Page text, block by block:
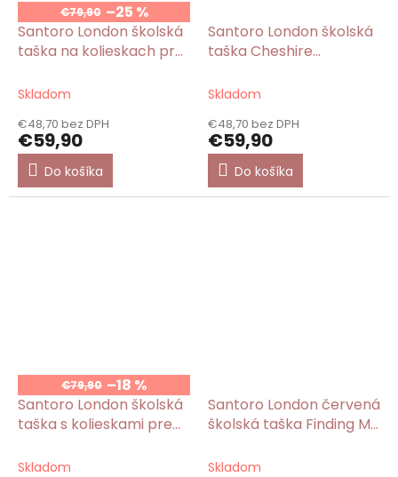
€79,90 –25 %
Santoro London školská
taška na kolieskach pre
Cat/Gorjuss
Skladom
€48,70 bez DPH
€59,90
Do košíka
Santoro London školská
taška Cheshire
Skladom
€48,70 bez DPH
€59,90
Do košíka
€79,90 –18 %
Santoro London školská
taška s kolieskami pre
Way/Gorjuss
Skladom
Santoro London červená
školská taška Finding My
Skladom